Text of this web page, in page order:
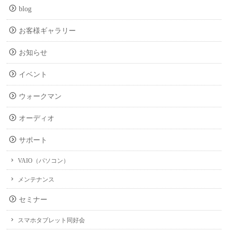
blog
お客様ギャラリー
お知らせ
イベント
ウォークマン
オーディオ
サポート
VAIO（パソコン）
メンテナンス
セミナー
スマホタブレット同好会